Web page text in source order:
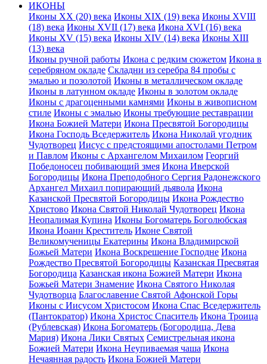
ИКОНЫ
Иконы XX (20) века Иконы XIX (19) века Иконы XVIII
(18) века Иконы XVII (17) века Икона XVI (16) века
Иконы XV (15) века Иконы XIV (14) века Иконы XIII
(13) века
Иконы ручной работы Икона с редким сюжетом Икона в
серебряном окладе Складни из серебра 84 пробы с
эмалью и позолотой Иконы в металлическом окладе
Иконы в латунном окладе Иконы в золотом окладе
Иконы с драгоценными камнями Иконы в живописном
стиле Иконы с эмалью Иконы требующие реставрации
Икона Божией Матери Икона Пресвятой Богородицы
Икона Господь Вседержитель Икона Николай угодник
Чудотворец Иисус с предстоящими апостолами Петром
и Павлом Иконы с Архангелом Михаилом Георгий
Победоносец побивающий змея Икона Иверской
Богородицы Икона Преподобного Сергия Радонежского
Архангел Михаил попирающий дьявола Икона
Казанской Пресвятой Богородицы Икона Рождество
Христово Икона Святой Николай Чудотворец Икона
Неопалимая Купина Иконы Богоматерь Боголюбская
Икона Иоанн Креститель Иконе Святой
Великомученицы Екатерины Икона Владимирской
Божьей Матери Икона Воскрешение Господне Икона
Рождество Пресвятой Богородицы Казанская Пресвятая
Богородица Казанская икона Божией Матери Икона
Божьей Матери Знамение Икона Святого Николая
Чудотворца Благославение Святой Афонской Горы
Иконы с Иисусом Христосом Икона Спас Вседержитель
(Пантократор) Икона Христос Спаситель Икона Троица
(Рублевская) Икона Богоматерь (Богородица, Дева
Мария) Икона Лики Святых Семистрельная икона
Божией Матери Икона Неупиваемая чаша Икона
Нечаянная радость Икона Божией Матери